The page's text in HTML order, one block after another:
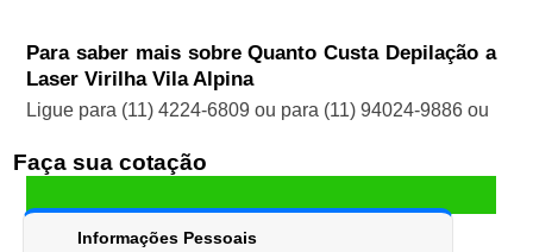
Para saber mais sobre Quanto Custa Depilação a
Laser Virilha Vila Alpina
Ligue para (11) 4224-6809 ou para (11) 94024-9886ou
Faça sua cotação
Informações Pessoais